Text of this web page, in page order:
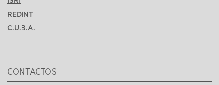
REDINT
C.U.B.A.
CONTACTOS